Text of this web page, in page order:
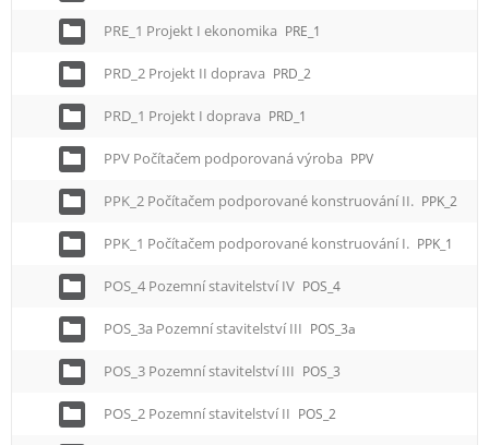
PRE_1 Projekt I ekonomika PRE_1
PRD_2 Projekt II doprava PRD_2
PRD_1 Projekt I doprava PRD_1
PPV Počítačem podporovaná výroba PPV
PPK_2 Počítačem podporované konstruování II. PPK_2
PPK_1 Počítačem podporované konstruování I. PPK_1
POS_4 Pozemní stavitelství IV POS_4
POS_3a Pozemní stavitelství III POS_3a
POS_3 Pozemní stavitelství III POS_3
POS_2 Pozemní stavitelství II POS_2